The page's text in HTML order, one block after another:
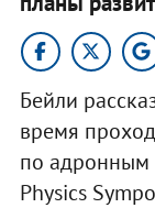
Бейли
время
по адронным
Physics